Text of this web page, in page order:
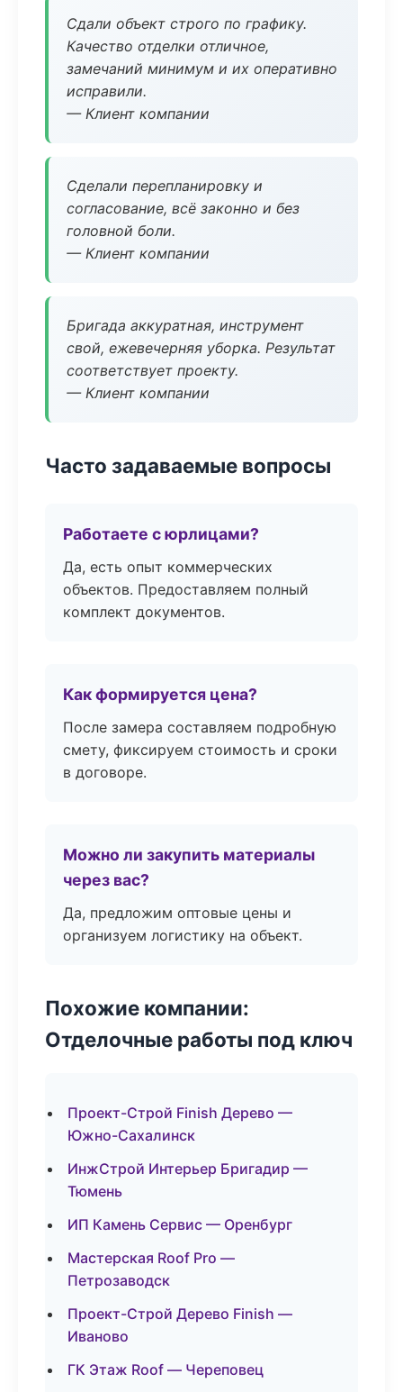
Сдали объект строго по графику.
Качество отделки отличное,
замечаний минимум и их оперативно
исправили.
— Клиент компании
Сделали перепланировку и
согласование, всё законно и без
головной боли.
— Клиент компании
Бригада аккуратная, инструмент
свой, ежевечерняя уборка. Результат
соответствует проекту.
— Клиент компании
Часто задаваемые вопросы
Работаете с юрлицами?
Да, есть опыт коммерческих
объектов. Предоставляем полный
комплект документов.
Как формируется цена?
После замера составляем подробную
смету, фиксируем стоимость и сроки
в договоре.
Можно ли закупить материалы
через вас?
Да, предложим оптовые цены и
организуем логистику на объект.
Похожие компании:
Отделочные работы под ключ
Проект-Строй Finish Дерево —
Южно-Сахалинск
ИнжСтрой Интерьер Бригадир —
Тюмень
ИП Камень Сервис — Оренбург
Мастерская Roof Pro —
Петрозаводск
Проект-Строй Дерево Finish —
Иваново
ГК Этаж Roof — Череповец